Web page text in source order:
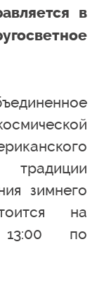
в
зимнего
на
по